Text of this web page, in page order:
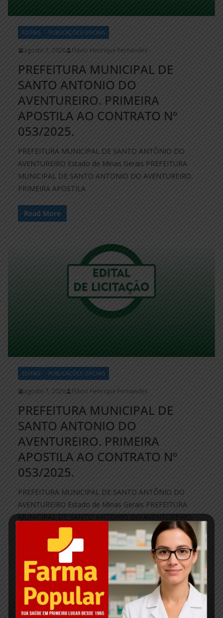
EDITAIS PUBLICAÇÕES OFICIAIS
agosto 7, 2026 Flávio Henrique Fernandes
PREFEITURA MUNICIPAL DE
SANTO ANTONIO DO
AVENTUREIRO. PRIMEIRA
APOSTILA AO CONTRATO Nº
053/2025.
PREFEITURA MUNICIPAL DE SANTO ANTÔNIO DO
AVENTUREIRO Estado de Minas Gerais PREFEITURA
MUNICIPAL DE SANTO ANTONIO DO AVENTUREIRO.
PRIMEIRA APOSTILA
Read More
EDITAIS PUBLICAÇÕES OFICIAIS
agosto 7, 2026 Flávio Henrique Fernandes
PREFEITURA MUNICIPAL DE
SANTO ANTONIO DO
AVENTUREIRO. PRIMEIRA
APOSTILA AO CONTRATO Nº
053/2025.
PREFEITURA MUNICIPAL DE SANTO ANTÔNIO DO
AVENTUREIRO Estado de Minas Gerais PREFEITURA
PRIMEIRA APOSTILA
Read More